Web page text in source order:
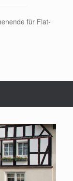
für Flat-